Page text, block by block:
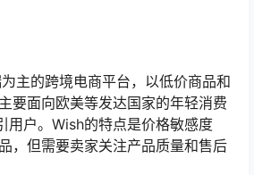
主的跨境电商平台，以低价商品和
要面向欧美等发达国家的年轻消费
用户。Wish的特点是价格敏感度
，但需要卖家关注产品质量和售后